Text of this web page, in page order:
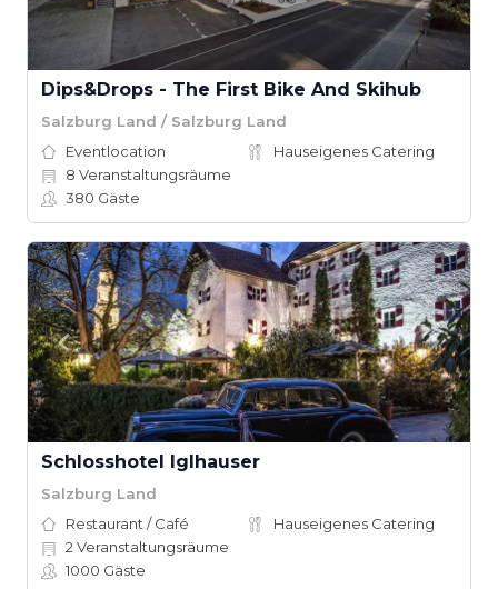
Dips&Drops - The First Bike And Skihub
Salzburg Land / Salzburg Land
Eventlocation
Hauseigenes Catering
8 Veranstaltungsräume
380 Gäste
Schlosshotel Iglhauser
Salzburg Land
Restaurant / Café
Hauseigenes Catering
2 Veranstaltungsräume
1000 Gäste